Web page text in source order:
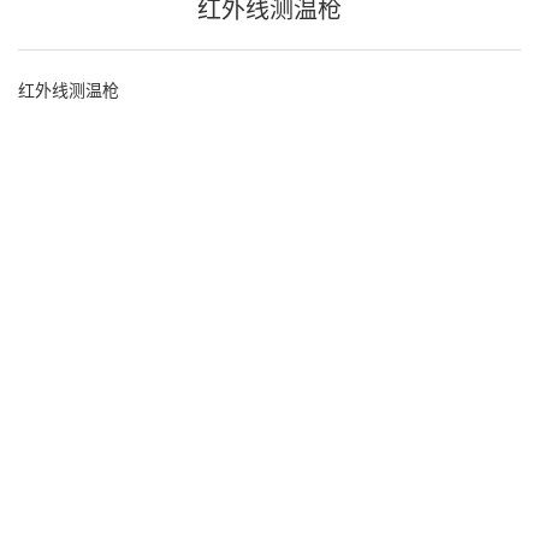
红外线测温枪
红外线测温枪